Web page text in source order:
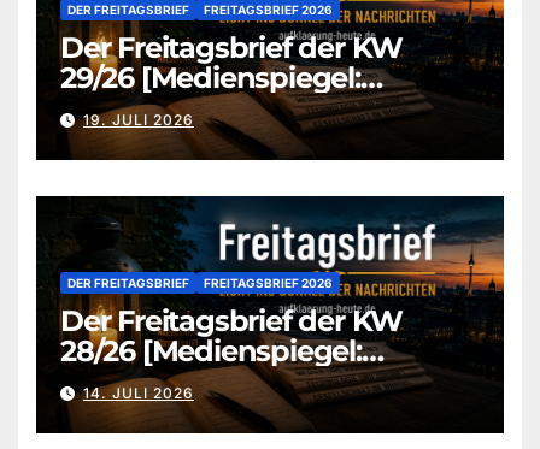
DER FREITAGSBRIEF FREITAGSBRIEF 2026
Der Freitagsbrief der KW
29/26 [Medienspiegel:
aufklaerung-heute.de]
19. JULI 2026
DER FREITAGSBRIEF FREITAGSBRIEF 2026
Der Freitagsbrief der KW
28/26 [Medienspiegel:
aufklaerung-heute.de]
14. JULI 2026